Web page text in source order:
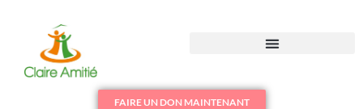
FAIRE UN DON MAINTENANT